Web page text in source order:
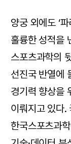
양궁 외에도 ‘
훌륭한 성적을
스포츠과학의
선진국 반열에
경기력 향상을
이뤄지고 있다.
한국스포츠과